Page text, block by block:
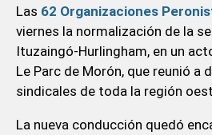
Las 62 Organizaciones
viernes la normalización de la
Ituzaingó-Hurlingham, en un
Le Parc de Morón, que reunió a
sindicales de toda la región
La nueva conducción quedó